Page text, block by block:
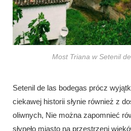
Most Triana w Setenil
Setenil de las bodegas prócz
ciekawej historii słynie również z
oliwnych, Nie można zapomnieć
słynęło miasto na przestrzeni